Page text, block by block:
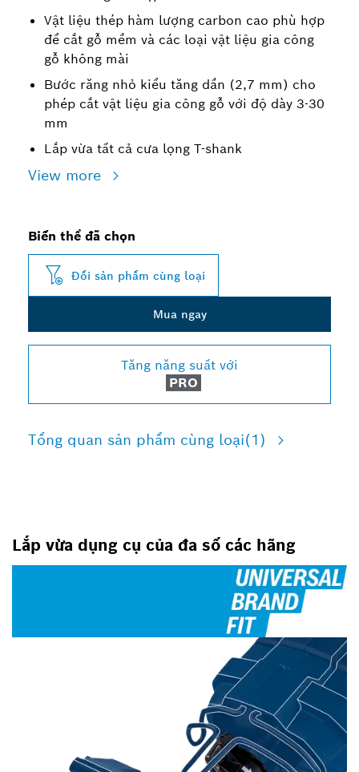
Vật liệu thép hàm lượng carbon cao phù hợp
để cắt gỗ mềm và các loại vật liệu gia công
gỗ không mài
Bước răng nhỏ kiểu tăng dần (2,7 mm) cho
phép cắt vật liệu gia công gỗ với độ dày 3-30
mm
Lắp vừa tất cả cưa lọng T-shank
View more
Biến thể đã chọn
Đổi sản phẩm cùng loại
Mua ngay
Tăng năng suất với
PRO
Tổng quan sản phẩm cùng loại(1)
Lắp vừa dụng cụ của đa số các hãng